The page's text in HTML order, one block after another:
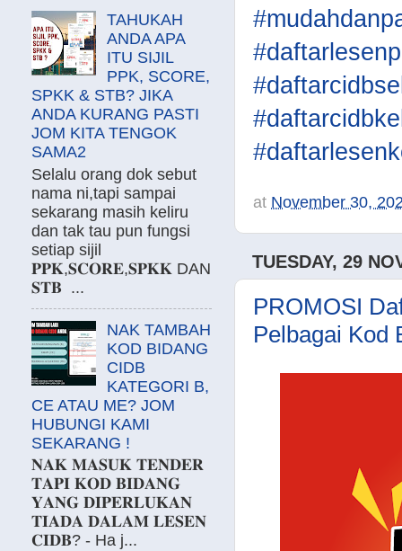
at November 30,
TUESDAY, 29
PROMOSI
Pelbagai Kod
TAHUKAH
ANDA APA
ITU SIJIL
PPK, SCORE,
SPKK & STB? JIKA
ANDA KURANG PASTI
JOM KITA TENGOK
SAMA2
Selalu orang dok sebut
nama ni,tapi sampai
sekarang masih keliru
dan tak tau pun fungsi
setiap sijil
𝐏𝐏𝐊,𝐒𝐂𝐎𝐑𝐄,𝐒𝐏𝐊𝐊 DAN
𝐒𝐓𝐁 ...
NAK TAMBAH
KOD BIDANG
CIDB
KATEGORI B,
CE ATAU ME? JOM
HUBUNGI KAMI
SEKARANG !
𝐍𝐀𝐊 𝐌𝐀𝐒𝐔𝐊 𝐓𝐄𝐍𝐃𝐄𝐑
𝐓𝐀𝐏𝐈 𝐊𝐎𝐃 𝐁𝐈𝐃𝐀𝐍𝐆
𝐘𝐀𝐍𝐆 𝐃𝐈𝐏𝐄𝐑𝐋𝐔𝐊𝐀𝐍
𝐓𝐈𝐀𝐃𝐀 𝐃𝐀𝐋𝐀𝐌 𝐋𝐄𝐒𝐄𝐍
𝐂𝐈𝐃𝐁? - Ha j...